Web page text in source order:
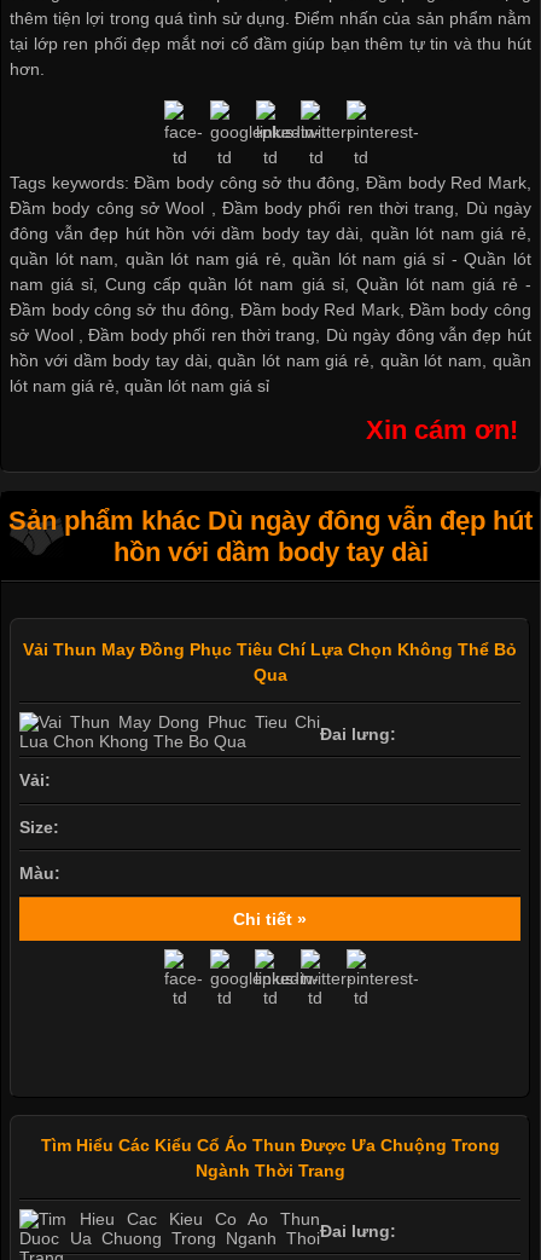
thêm tiện lợi trong quá tình sử dụng. Điểm nhấn của sản phẩm nằm
tại lớp ren phối đẹp mắt nơi cổ đầm giúp bạn thêm tự tin và thu hút
hơn.
Tags keywords: Đầm body công sở thu đông, Đầm body Red Mark,
Đầm body công sở Wool , Đầm body phối ren thời trang, Dù ngày
đông vẫn đẹp hút hồn với dầm body tay dài, quần lót nam giá rẻ,
quần lót nam, quần lót nam giá rẻ, quần lót nam giá sỉ -Quần lót
nam giá sỉ ,Cung cấp quần lót nam giá sỉ, Quần lót nam giá rẻ -
Đầm body công sở thu đông
Đầm body Red Mark,Đầm body công
sở Wool
,Đầm body phối ren thời trang
Dù ngày đông vẫn đẹp hút
hồn với dầm body tay dài,quần lót nam giá rẻ quần lót nam
quần
lót nam giá rẻ ,quần lót nam giá sỉ
Xin cám ơn!
Sản phẩm khác Dù ngày đông vẫn đẹp hút
hồn với dầm body tay dài
Vải Thun May Đồng Phục Tiêu Chí Lựa Chọn Không Thể Bỏ
Qua
Đai lưng:
Vải:
Size:
Màu:
Chi tiết »
Tìm Hiểu Các Kiểu Cổ Áo Thun Được Ưa Chuộng Trong
Ngành Thời Trang
Đai lưng: